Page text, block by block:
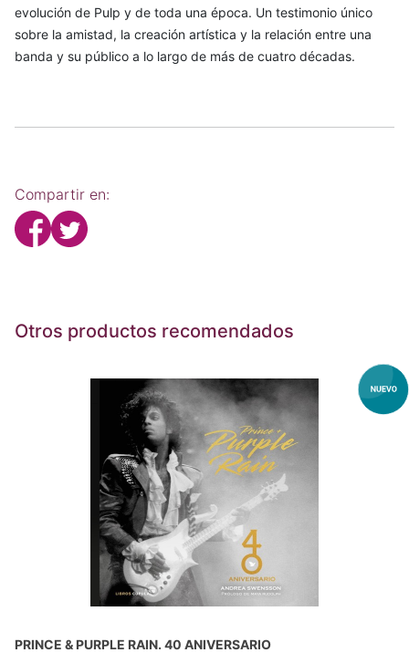
evolución de Pulp y de toda una época. Un testimonio único
sobre la amistad, la creación artística y la relación entre una
banda y su público a lo largo de más de cuatro décadas.
Compartir en:
Otros productos recomendados
PRINCE & PURPLE RAIN. 40 ANIVERSARIO